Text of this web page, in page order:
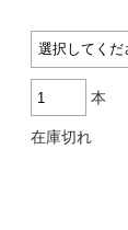
本
在庫切れ